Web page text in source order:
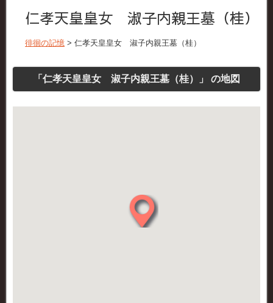
仁孝天皇皇女 淑子内親王墓（桂）
徘徊の記憶 > 仁孝天皇皇女 淑子内親王墓（桂）
「仁孝天皇皇女 淑子内親王墓（桂）」 の地図